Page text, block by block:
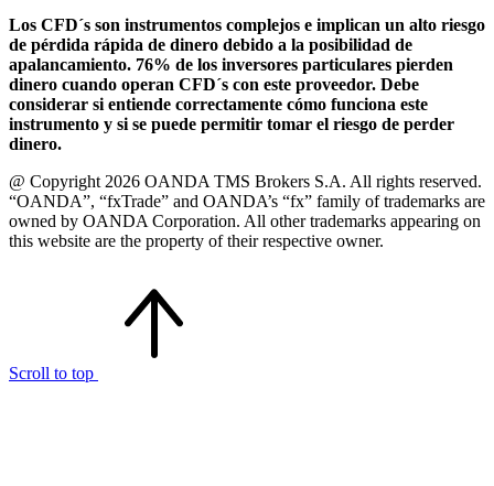
Los CFD´s son instrumentos complejos e implican un alto riesgo
de pérdida rápida de dinero debido a la posibilidad de
apalancamiento. 76% de los inversores particulares pierden
dinero cuando operan CFD´s con este proveedor. Debe
considerar si entiende correctamente cómo funciona este
instrumento y si se puede permitir tomar el riesgo de perder
dinero.
@ Copyright 2026 OANDA TMS Brokers S.A. All rights reserved.
“OANDA”, “fxTrade” and OANDA’s “fx” family of trademarks are
owned by OANDA Corporation. All other trademarks appearing on
this website are the property of their respective owner.
Scroll to top